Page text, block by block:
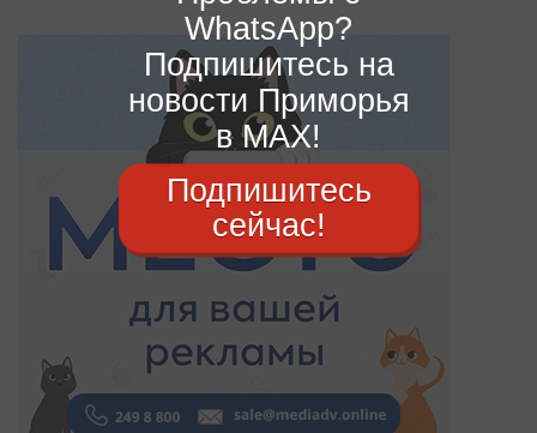
WhatsApp?
Подпишитесь на
новости Приморья
в MAX!
Подпишитесь
сейчас!